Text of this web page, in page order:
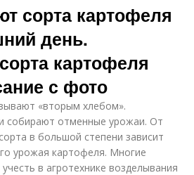
сорта картофеля
день.
картофеля
с фото
«вторым хлебом».
собирают отменные урожаи. От
в большой степени зависит
урожая картофеля. Многие
в агротехнике возделывания